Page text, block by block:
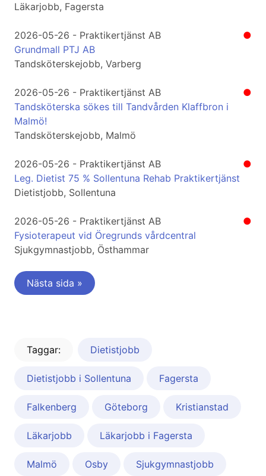
Läkarjobb, Fagersta
●
2026-05-26 - Praktikertjänst AB
Grundmall PTJ AB
Tandsköterskejobb, Varberg
●
2026-05-26 - Praktikertjänst AB
Tandsköterska sökes till Tandvården Klaffbron i
Malmö!
Tandsköterskejobb, Malmö
●
2026-05-26 - Praktikertjänst AB
Leg. Dietist 75 % Sollentuna Rehab Praktikertjänst
Dietistjobb, Sollentuna
●
2026-05-26 - Praktikertjänst AB
Fysioterapeut vid Öregrunds vårdcentral
Sjukgymnastjobb, Östhammar
Nästa sida »
Taggar: Dietistjobb
Dietistjobb i Sollentuna Fagersta
Falkenberg Göteborg Kristianstad
Läkarjobb Läkarjobb i Fagersta
Malmö Osby Sjukgymnastjobb